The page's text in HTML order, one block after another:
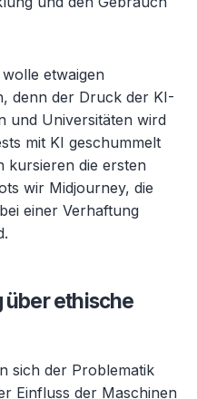
etwaigen
denn der Druck der KI-
und Universitäten wird
mit KI geschummelt
kursieren die ersten
wir Midjourney, die
einer Verhaftung
über ethische
sich der Problematik
Einfluss der Maschinen